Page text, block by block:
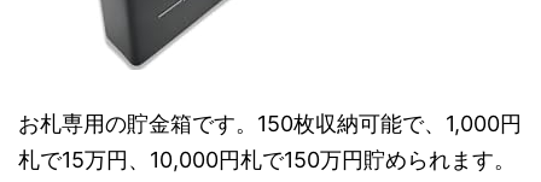
お札専用の貯金箱です。150枚収納可能で、1,000円
札で15万円、10,000円札で150万円貯められます。